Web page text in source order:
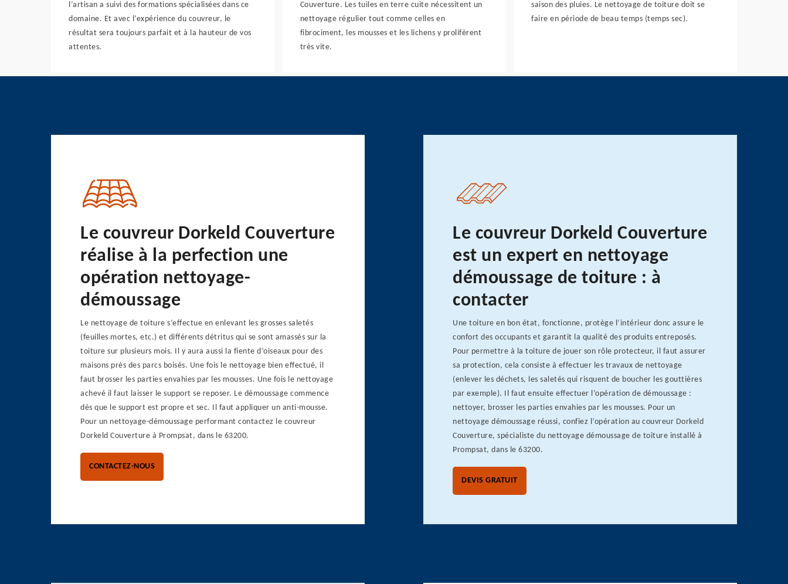
l’artisan a suivi des formations spécialisées dans ce
domaine. Et avec l’expérience du couvreur, le
résultat sera toujours parfait et à la hauteur de vos
attentes.
Couverture. Les tuiles en terre cuite nécessitent un
nettoyage régulier tout comme celles en
fibrociment, les mousses et les lichens y prolifèrent
très vite.
saison des pluies. Le nettoyage de toiture doit se
faire en période de beau temps (temps sec).
Le couvreur Dorkeld Couverture
réalise à la perfection une
opération nettoyage-
démoussage
Le nettoyage de toiture s’effectue en enlevant les grosses saletés
(feuilles mortes, etc.) et différents détritus qui se sont amassés sur la
toiture sur plusieurs mois. Il y aura aussi la fiente d’oiseaux pour des
maisons près des parcs boisés. Une fois le nettoyage bien effectué, il
faut brosser les parties envahies par les mousses. Une fois le nettoyage
achevé il faut laisser le support se reposer. Le démoussage commence
dès que le support est propre et sec. Il faut appliquer un anti-mousse.
Pour un nettoyage-démoussage performant contactez le couvreur
Dorkeld Couverture à Prompsat, dans le 63200.
CONTACTEZ-NOUS
Le couvreur Dorkeld Couverture
est un expert en nettoyage
démoussage de toiture : à
contacter
Une toiture en bon état, fonctionne, protège l’intérieur donc assure le
confort des occupants et garantit la qualité des produits entreposés.
Pour permettre à la toiture de jouer son rôle protecteur, il faut assurer
sa protection, cela consiste à effectuer les travaux de nettoyage
(enlever les déchets, les saletés qui risquent de boucher les gouttières
par exemple). Il faut ensuite effectuer l’opération de démoussage :
nettoyer, brosser les parties envahies par les mousses. Pour un
nettoyage démoussage réussi, confiez l’opération au couvreur Dorkeld
Couverture, spécialiste du nettoyage démoussage de toiture installé à
Prompsat, dans le 63200.
DEVIS GRATUIT